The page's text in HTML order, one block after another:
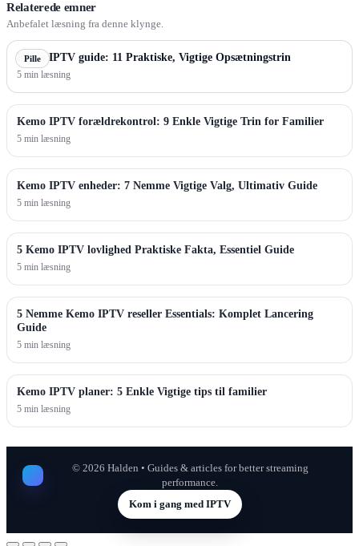
Relaterede emner
Anbefalet læsning fra denne klynge.
Pille
Kemo IPTV guide: 11 Praktiske, Vigtige Opsætningstrin
5 min læsning
Kemo IPTV forældrekontrol: 9 Enkle Vigtige Trin for Familier
5 min læsning
Kemo IPTV enheder: 7 Nemme Vigtige Valg, Ultimativ Guide
5 min læsning
5 Kemo IPTV lovlighed Praktiske Fakta, Essentiel Guide
5 min læsning
5 Nemme Kemo IPTV reseller Essentials: Komplet Lancering
Guide
5 min læsning
Kemo IPTV planer: 5 Enkle Vigtige tips til familier
5 min læsning
© 2026 Halden • Guides & articles for better streaming
performance.
Kom i gang med IPTV